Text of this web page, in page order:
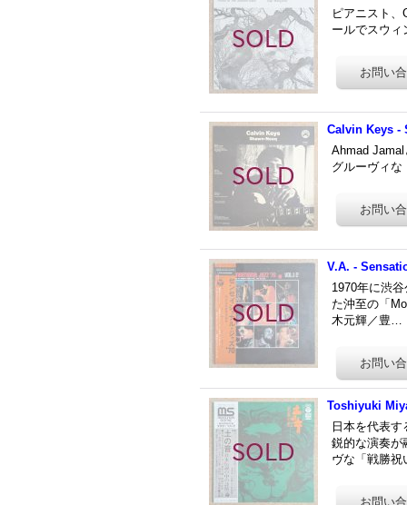
ピアニスト
ールでスウ
Calvin Keys -
Ahmad
グルーヴィ
V.A. -
1970年に渋
た沖至の「
木元輝／豊…
Toshiyuki
日本を代表
鋭的な演奏が
ヴな「戦勝